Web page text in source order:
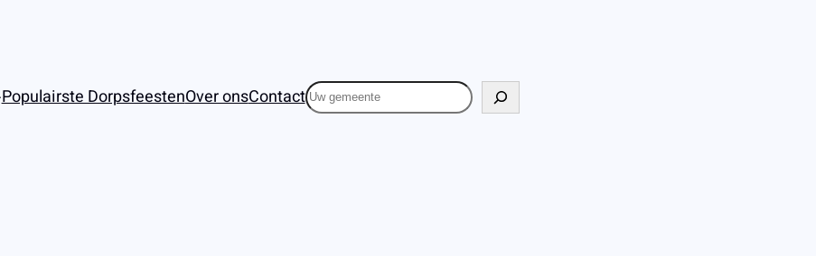
Populairste DorpsfeestenOver onsContactZoeken